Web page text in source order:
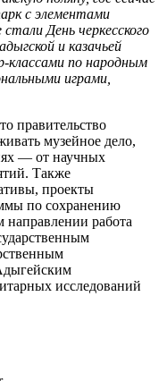
с элементами
День черкесского
и казачьей
классами по народным
играми,
правительство
музейное дело,
— от научных
Также
проекты
по сохранению
направлении работа
исследований